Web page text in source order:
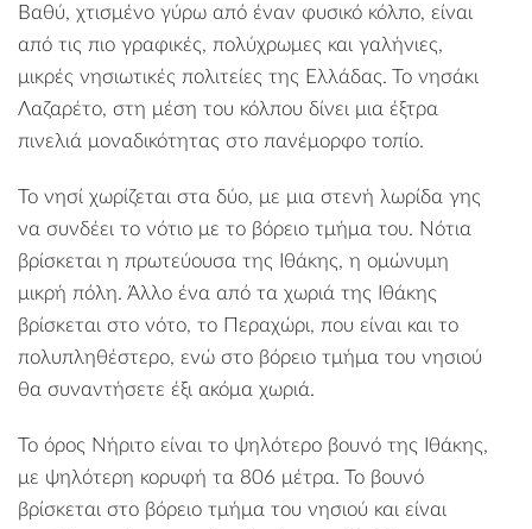
Βαθύ, χτισμένο γύρω από έναν φυσικό κόλπο, είναι
από τις πιο γραφικές, πολύχρωμες και γαλήνιες,
μικρές νησιωτικές πολιτείες της Ελλάδας. Το νησάκι
Λαζαρέτο, στη μέση του κόλπου δίνει μια έξτρα
πινελιά μοναδικότητας στο πανέμορφο τοπίο.
Το νησί χωρίζεται στα δύο, με μια στενή λωρίδα γης
να συνδέει το νότιο με το βόρειο τμήμα του. Νότια
βρίσκεται η πρωτεύουσα της
Ιθάκης, η ομώνυμη
μικρή πόλη. Άλλο ένα από τα χωριά της Ιθάκης
βρίσκεται στο νότο, το Περαχώρι, που είναι και το
πολυπληθέστερο, ενώ στο βόρειο τμήμα του νησιού
θα συναντήσετε έξι ακόμα χωριά.
Το όρος Νήριτο είναι το ψηλότερο βουνό της Ιθάκης,
με ψηλότερη κορυφή τα 806 μέτρα. Το βουνό
βρίσκεται στο βόρειο τμήμα του νησιού και είναι